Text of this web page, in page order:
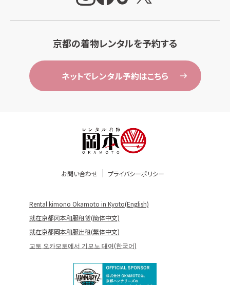
京都の着物レンタルを予約する
ネットでレンタル予約はこちら
お問い合わせ プライバシーポリシー
Rental kimono Okamoto in Kyoto(English)
就在京都冈本和服租赁(簡体中文)
就在京都岡本和服出租(繁体中文)
교토 오카모토에서 기모노 대여(한국어)